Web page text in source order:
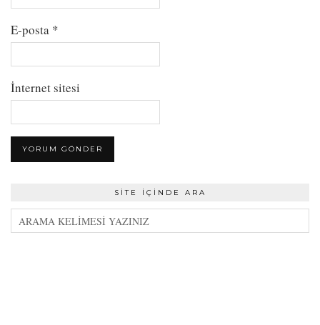
E-posta *
İnternet sitesi
SITE İÇINDE ARA